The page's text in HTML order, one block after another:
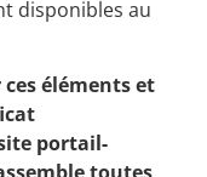
disponibles au
éléments et
portail-